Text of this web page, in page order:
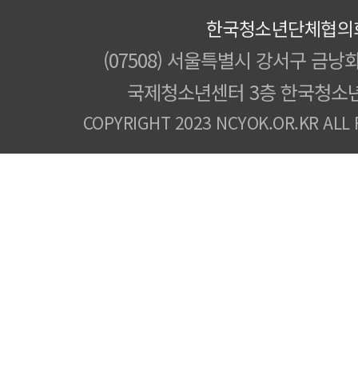
한국청소년단체협
(07508) 서울특별시 강서구 금낭
국제청소년센터 3층 한국청소
COPYRIGHT 2023 NCYOK.OR.KR ALL